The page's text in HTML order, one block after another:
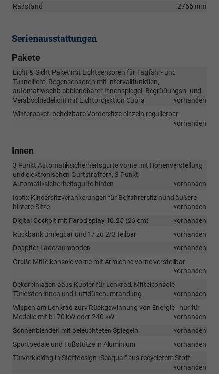
Radstand
2766 mm
Serienausstattungen
Pakete
Licht & Sicht Paket mit Lichtsensoren für Tagfahr- und
Tunnellicht, Regensensoren mit Intervallfunktion,
automatiwschb abblendbarer Innenspiegel, Begrü0ungsn -und
Verabschiedelicht mit Lichtprojektion Cupra
vorhanden
Winterpaket: beheizbare Vordersitze einzeln regulierbar
vorhanden
Innen
3 Punkt Automatiksicherheitsgurte vorne mit Höhenverstellung
und elektronischen Gurtstraffern, 3 Punkt
Automatiksicherheitsgurte hinten
vorhanden
Isofix Kindersitzverankerungen für Beifahrersitz nund äußere
hintere Sitze
vorhanden
Digital Cockpit mit Farbdisplay 10.25 (26 cm)
vorhanden
Rückbank umlegbar und 1/ zu 2/3 teilbar
vorhanden
Dopplter Laderaumboden
vorhanden
Große Mittelkonsole vorne mit Armlehne vorne verstellbar
vorhanden
Dekoreinlagen aaus Kupfer für Lenkrad, Mittelkonsole,
Türleisten innen und Luftdüsenumrandung
vorhanden
Wippen am Lenkrad zurv Rückgewinnung von Energie - nur für
Modelle mit b170 kW oder 240 kW
vorhanden
Sonnenblenden mit beleuchteten Spiegeln
vorhanden
Sportpedale und Fußstütze in Aluminium
vorhanden
Türverkleidng in Stoffdesign "Seaqual" aus recycletem Stoff
vorhanden